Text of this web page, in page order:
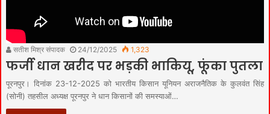
सतीश मिश्र संपादक 24/12/2025 1,323
फर्जी धान खरीद पर भड़की भाकियू, फूंका पुतला
पूरनपुर। दिनांक 23-12-2025 को भारतीय किसान यूनियन अराजनैतिक के कुलवंत सिंह
(सोनी) तहसील अध्यक्ष पूरनपुर ने धान किसानों की समस्याओं…